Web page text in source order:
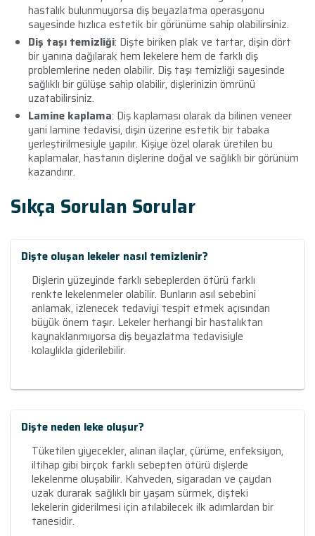
hastalık bulunmuyorsa diş beyazlatma operasyonu
sayesinde hızlıca estetik bir görünüme sahip olabilirsiniz.
Diş taşı temizliği: Dişte biriken plak ve tartar, dişin dört
bir yanına dağılarak hem lekelere hem de farklı diş
problemlerine neden olabilir. Diş taşı temizliği sayesinde
sağlıklı bir gülüşe sahip olabilir, dişlerinizin ömrünü
uzatabilirsiniz.
Lamine kaplama: Diş kaplaması olarak da bilinen veneer
yani lamine tedavisi, dişin üzerine estetik bir tabaka
yerleştirilmesiyle yapılır. Kişiye özel olarak üretilen bu
kaplamalar, hastanın dişlerine doğal ve sağlıklı bir görünüm
kazandırır.
Sıkça Sorulan Sorular
Dişte oluşan lekeler nasıl temizlenir?
Dişlerin yüzeyinde farklı sebeplerden ötürü farklı
renkte lekelenmeler olabilir. Bunların asıl sebebini
anlamak, izlenecek tedaviyi tespit etmek açısından
büyük önem taşır. Lekeler herhangi bir hastalıktan
kaynaklanmıyorsa diş beyazlatma tedavisiyle
kolaylıkla giderilebilir.
Dişte neden leke oluşur?
Tüketilen yiyecekler, alınan ilaçlar, çürüme, enfeksiyon,
iltihap gibi birçok farklı sebepten ötürü dişlerde
lekelenme oluşabilir. Kahveden, sigaradan ve çaydan
uzak durarak sağlıklı bir yaşam sürmek, dişteki
lekelerin giderilmesi için atılabilecek ilk adımlardan bir
tanesidir.